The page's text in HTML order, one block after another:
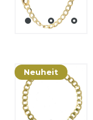
Neuheit